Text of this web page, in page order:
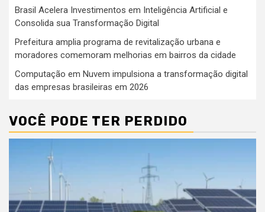
Brasil Acelera Investimentos em Inteligência Artificial e
Consolida sua Transformação Digital
Prefeitura amplia programa de revitalização urbana e
moradores comemoram melhorias em bairros da cidade
Computação em Nuvem impulsiona a transformação digital
das empresas brasileiras em 2026
VOCÊ PODE TER PERDIDO